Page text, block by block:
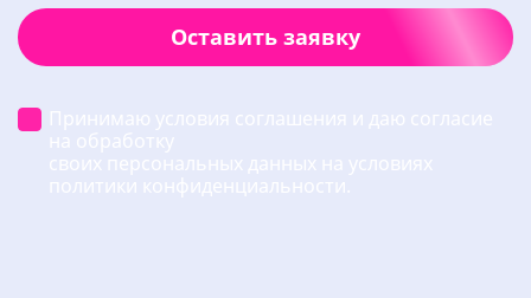
Оставить заявку
Принимаю условия соглашения и даю согласие
на обработку
своих персональных данных на условиях
политики конфиденциальности.